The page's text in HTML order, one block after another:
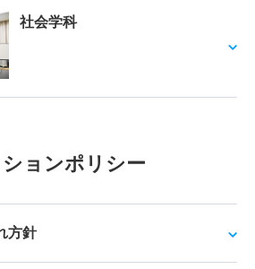
社会学科
ョンポリシー
方針